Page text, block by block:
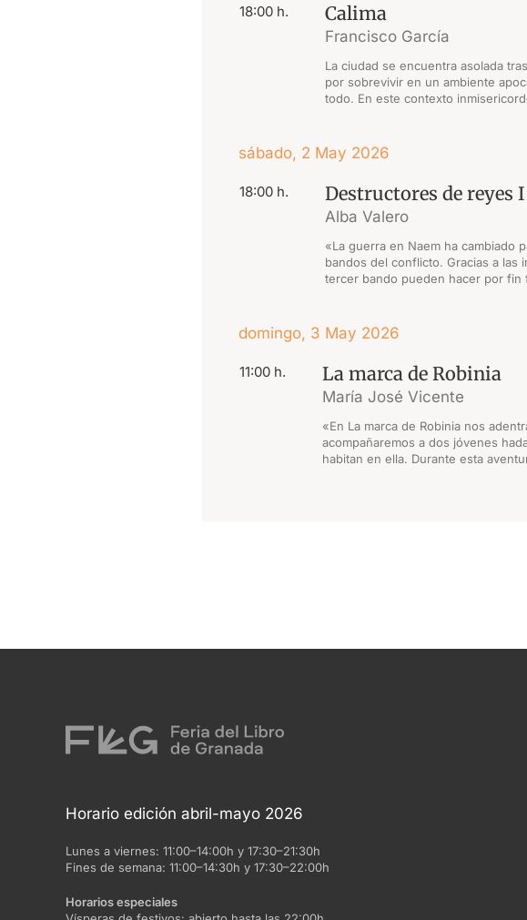
18:00 h. Calima
Francisco García
La ciudad se encuentra asolada
por sobrevivir en un ambiente
todo. En este contexto
sábado, 2 May 2026
18:00 h. Destructores de reyes
Alba Valero
«La guerra en Naem ha cambiado
bandos del conflicto. Gracias a las
tercer bando pueden hacer por fin
domingo, 3 May 2026
11:00 h. La marca de Robinia
María José Vicente
«En La marca de Robinia nos
acompañaremos a dos jóvenes
habitan en ella. Durante esta
Horario edición abril-mayo 2026
Lunes a viernes: 11:00–14:00h y 17:30–21:30h
Fines de semana: 11:00–14:30h y 17:30–22:00h
Horarios especiales